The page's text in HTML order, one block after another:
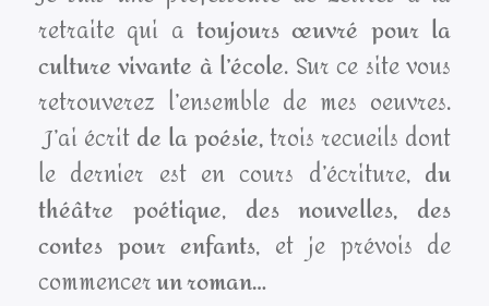
retraite qui a toujours œuvré pour la
culture vivante à l’école. Sur ce site vous
retrouverez l’ensemble de mes oeuvres.
J’ai écritde la poésie,trois recueils dont
le dernier est en cours d’écriture, du
théâtre poétique, des nouvelles, des
contes pour enfants, et je prévois de
commencerun roman…